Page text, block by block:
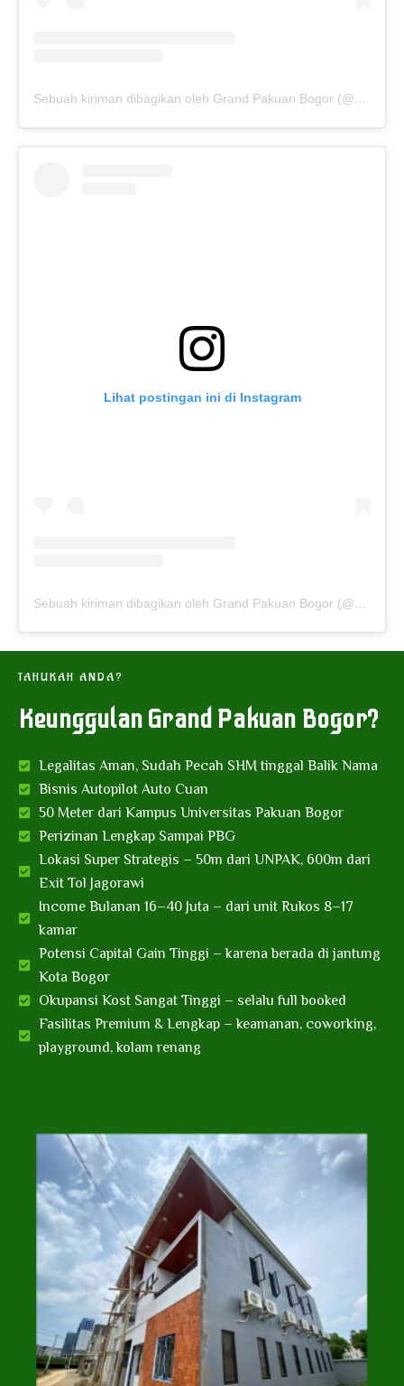
Sebuah kiriman dibagikan oleh Grand Pakuan Bogor (@grandpakuanbogor)
Lihat postingan ini di Instagram
Sebuah kiriman dibagikan oleh Grand Pakuan Bogor (@grandpakuanbogor)
TAHUKAH ANDA?
Keunggulan Grand Pakuan Bogor?
Legalitas Aman, Sudah Pecah SHM tinggal Balik Nama
Bisnis Autopilot Auto Cuan
50 Meter dari Kampus Universitas Pakuan Bogor
Perizinan Lengkap Sampai PBG
Lokasi Super Strategis – 50m dari UNPAK, 600m dari
Exit Tol Jagorawi
Income Bulanan 16–40 Juta – dari unit Rukos 8–17
kamar
Potensi Capital Gain Tinggi – karena berada di jantung
Kota Bogor
Okupansi Kost Sangat Tinggi – selalu full booked
Fasilitas Premium & Lengkap – keamanan, coworking,
playground, kolam renang